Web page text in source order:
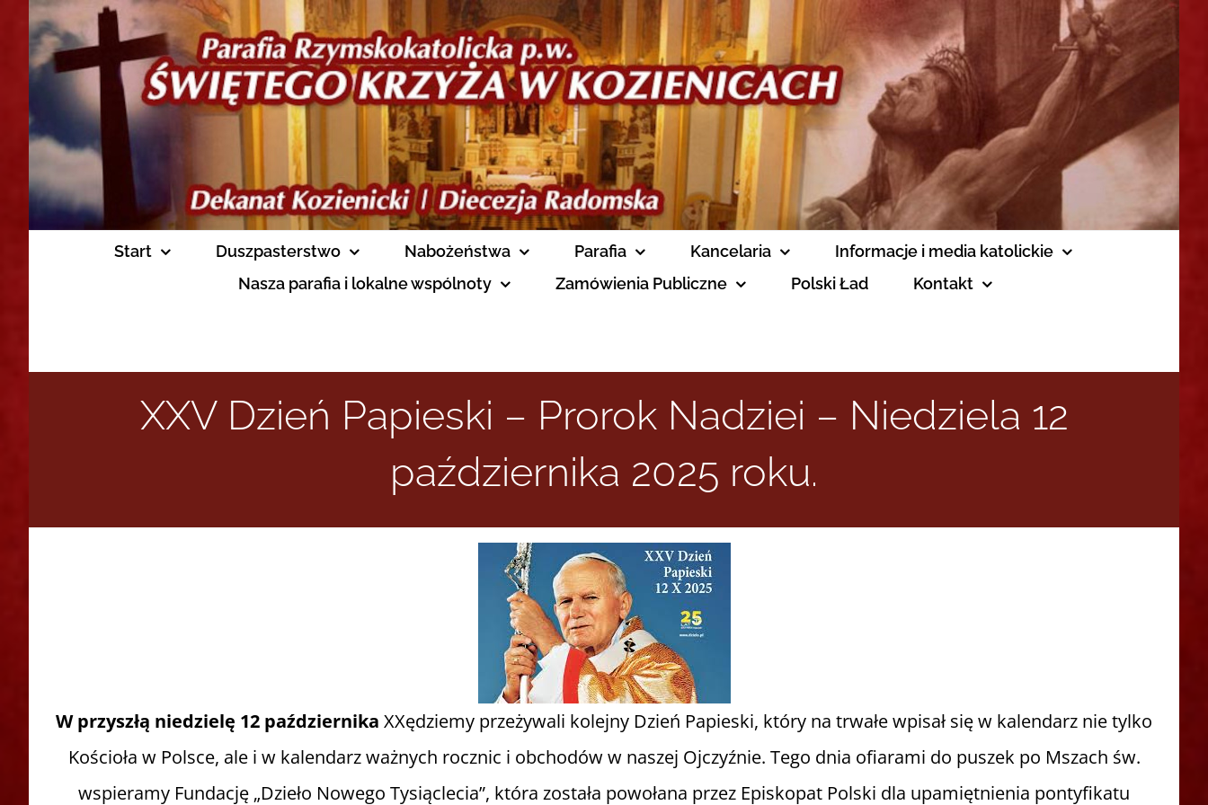
Skip
Start Duszpasterstwo Nabożeństwa Parafia Kancelaria
Informacje i media katolickie
Nasza parafia i lokalne wspólnoty
Zamówienia Publiczne Polski Ład Kontakt
XXV Dzień Papieski – Prorok Nadziei – Niedziela 12
października 2025 roku.
W przyszłą niedzielę 12 października XXędziemy przeżywali kolejny Dzień Papieski, który na trwałe wpisał się w kalendarz nie tylko
Kościoła w Polsce, ale i w kalendarz ważnych rocznic i obchodów w naszej Ojczyźnie. Tego dnia ofiarami do puszek po Mszach św.
wspieramy Fundację „Dzieło Nowego Tysiąclecia”, która została powołana przez Episkopat Polski dla upamiętnienia pontyfikatu